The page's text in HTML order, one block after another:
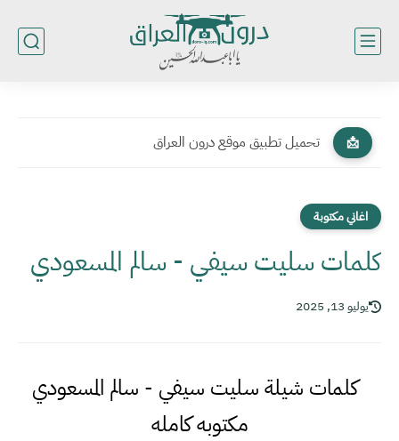
📩 تحميل تطبيق موقع درون العراق
اغاني مكتوبة
كلمات سليت سيفي - سالم المسعودي
يوليو 13, 2025
كلمات شيلة سليت سيفي - سالم المسعودي
مكتوبه كامله